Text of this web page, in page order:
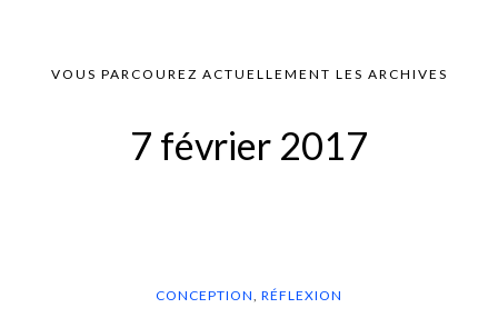
VOUS PARCOUREZ ACTUELLEMENT LES ARCHIVES
7 février 2017
CONCEPTION, RÉFLEXION